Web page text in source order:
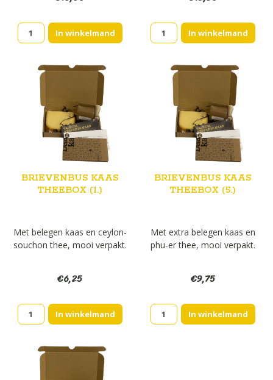
Brievenbus
kaas
aantal
In winkelmand
Brievenbus
kaas
aantal
In winkelmand
BRIEVENBUS KAAS
THEEBOX (1.)
Met belegen kaas en ceylon-
souchon thee, mooi verpakt.
€6,25
Brievenbus
kaas
aantal
In winkelmand
BRIEVENBUS KAAS
THEEBOX (5.)
Met extra belegen kaas en
phu-er thee, mooi verpakt.
€9,75
Brievenbus
kaas
In winkelmand